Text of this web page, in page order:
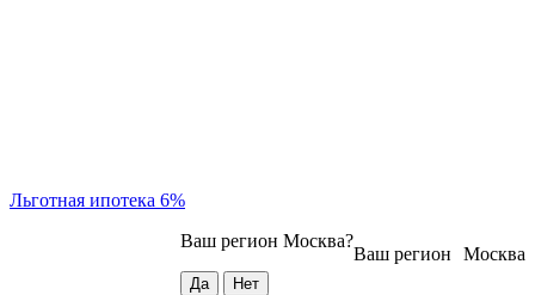
Льготная ипотека 6%
Москва
Ваш регион
Ваш регион Москва?